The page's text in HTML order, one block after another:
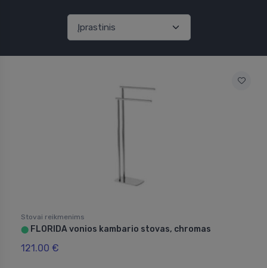
Stovai reikmenims
⬤ FLORIDA vonios kambario stovas, chromas
121.00 €